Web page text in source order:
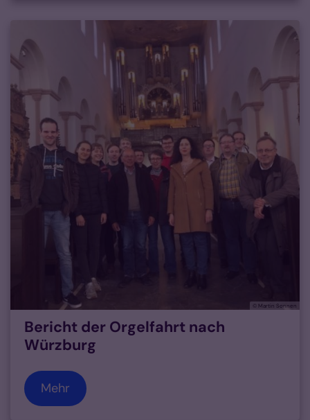
© Martin Sonnen
Bericht der Orgelfahrt nach
Würzburg
Mehr